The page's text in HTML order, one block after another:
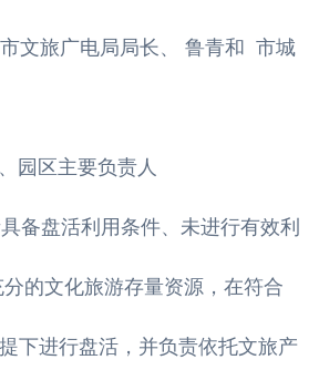
旅广电局局长、 鲁青和 市城
区主要负责人
备盘活利用条件、未进行有效利
的文化旅游存量资源，在符合
下进行盘活，并负责依托文旅产